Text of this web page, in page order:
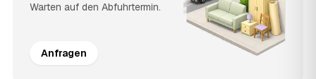
Warten auf den Abfuhrtermin.
Anfragen